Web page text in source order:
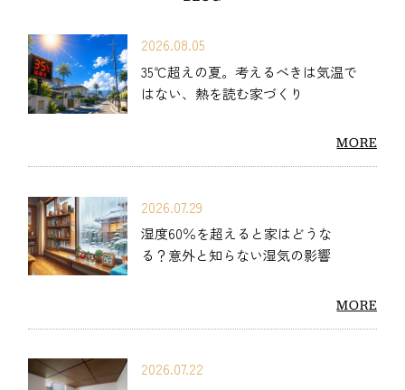
2026.08.05
35℃超えの夏。考えるべきは気温で
はない、熱を読む家づくり
MORE
2026.07.29
湿度60％を超えると家はどうな
る？意外と知らない湿気の影響
MORE
2026.07.22